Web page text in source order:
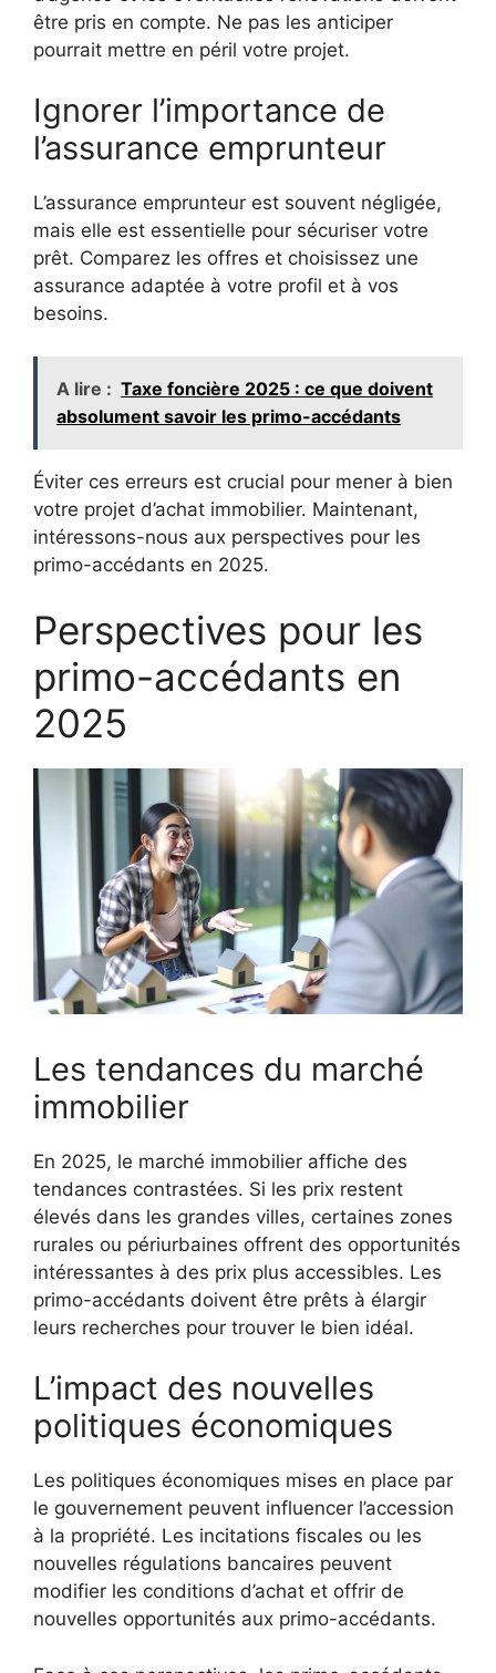
être pris en compte. Ne pas les anticiper
pourrait mettre en péril votre projet.
Ignorer l’importance de
l’assurance emprunteur
L’assurance emprunteur est souvent négligée,
mais elle est essentielle pour sécuriser votre
prêt. Comparez les offres et choisissez une
assurance adaptée à votre profil et à vos
besoins.
A lire : Taxe foncière 2025 : ce que doivent
absolument savoir les primo-accédants
Éviter ces erreurs est crucial pour mener à bien
votre projet d’achat immobilier. Maintenant,
intéressons-nous aux perspectives pour les
primo-accédants en 2025.
Perspectives pour les
primo-accédants en
2025
Les tendances du marché
immobilier
En 2025, le marché immobilier affiche des
tendances contrastées. Si les prix restent
élevés dans les grandes villes, certaines zones
rurales ou périurbaines offrent des opportunités
intéressantes à des prix plus accessibles. Les
primo-accédants doivent être prêts à élargir
leurs recherches pour trouver le bien idéal.
L’impact des nouvelles
politiques économiques
Les politiques économiques mises en place par
le gouvernement peuvent influencer l’accession
à la propriété. Les incitations fiscales ou les
nouvelles régulations bancaires peuvent
modifier les conditions d’achat et offrir de
nouvelles opportunités aux primo-accédants.